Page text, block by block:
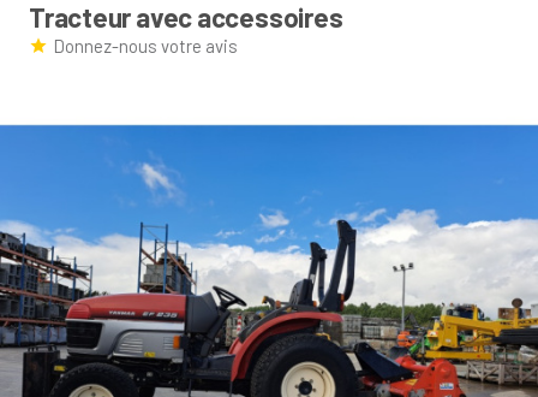
Tracteur avec accessoires
Donnez-nous votre avis